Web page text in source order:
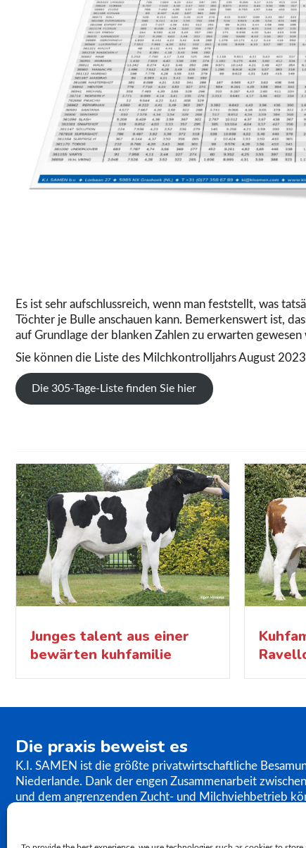
Es ist sehr aufschlussreich, wenn man feststellt, was
Töchter je Bulle anschauen kann. Bemerkenswert ist,
auf Grundlage der blanken Zahlen zu erwarten gewesen
Sie können die Liste des Milchkontrolljahrs August
Die 305-Tage-Liste finden Sie hier
Junges talent aus einer
bewärten kuhfamilie
Die praxis beweist es
K.I. SAMEN ist die größte privatwirtschaftliche
Niederlande. Dank der engen Zusammenarbeit
und dem angrenzenden Zucht- und Milchviehbetrieb
im Hinblick auf die Genetik stützt sich auf die bewährte